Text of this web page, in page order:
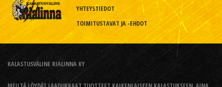
YHTEYSTIEDOT
TOIMITUSTAVAT JA -EHDOT
KALASTUSVÄLINE RIALINNA KY